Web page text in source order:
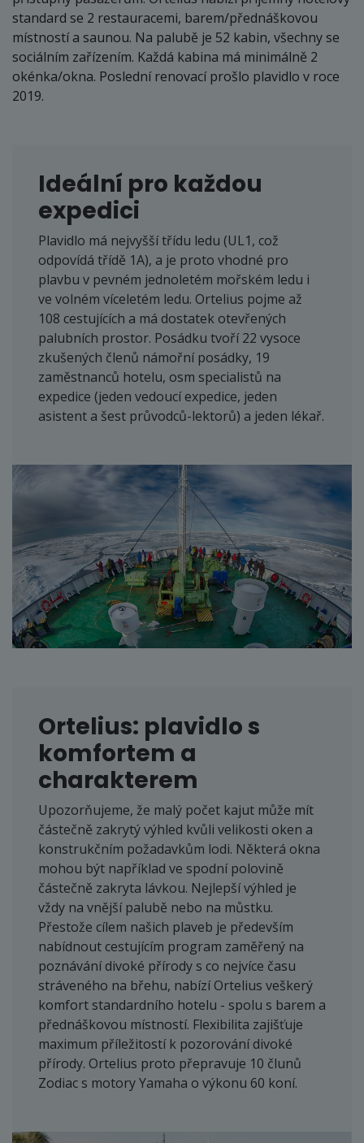
standard se 2 restauracemi, barem/přednáškovou
místností a saunou. Na palubě je 52 kabin, všechny se
sociálním zařízením. Každá kabina má minimálně 2
okénka/okna. Poslední renovací prošlo plavidlo v roce
2019.
Ideální pro každou
expedici
Plavidlo má nejvyšší třídu ledu (UL1, což
odpovídá třídě 1A), a je proto vhodné pro
plavbu v pevném jednoletém mořském ledu i
ve volném víceletém ledu. Ortelius pojme až
108 cestujících a má dostatek otevřených
palubních prostor. Posádku tvoří 22 vysoce
zkušených členů námořní posádky, 19
zaměstnanců hotelu, osm specialistů na
expedice (jeden vedoucí expedice, jeden
asistent a šest průvodců-lektorů) a jeden lékař.
Ortelius: plavidlo s
komfortem a
charakterem
Upozorňujeme, že malý počet kajut může mít
částečně zakrytý výhled kvůli velikosti oken a
konstrukčním požadavkům lodi. Některá okna
mohou být například ve spodní polovině
částečně zakryta lávkou. Nejlepší výhled je
vždy na vnější palubě nebo na můstku.
Přestože cílem našich plaveb je především
nabídnout cestujícím program zaměřený na
poznávání divoké přírody s co nejvíce času
stráveného na břehu, nabízí Ortelius veškerý
komfort standardního hotelu - spolu s barem a
přednáškovou místností. Flexibilita zajišťuje
maximum příležitostí k pozorování divoké
přírody. Ortelius proto přepravuje 10 člunů
Zodiac s motory Yamaha o výkonu 60 koní.